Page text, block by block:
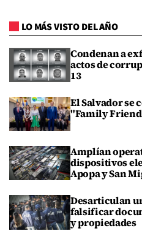
LO MÁS VISTO DEL AÑO
Condenan a
actos de
13
El Salvador se
"Family
Amplían
dispositivos
Apopa y San
Desarticulan
falsificar
y propiedades